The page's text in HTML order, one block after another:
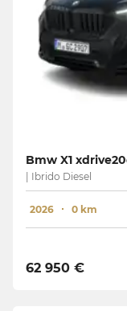
Bmw X1
| Ibrido Diesel
2026 0 km
62 950 €